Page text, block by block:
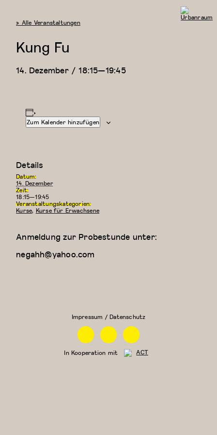
« Alle Veranstaltungen
Kung Fu
14. Dezember / 18:15—19:45
Anmeldung zur Probestunde unter:
negahh@yahoo.com
Zum Kalender hinzufügen
Details
Datum:
14. Dezember
Zeit:
18:15—19:45
Veranstaltungskategorien:
Kurse, Kurse für Erwachsene
Impressum / Datenschutz
FacebookInstagramLinkedin
In Kooperation mit